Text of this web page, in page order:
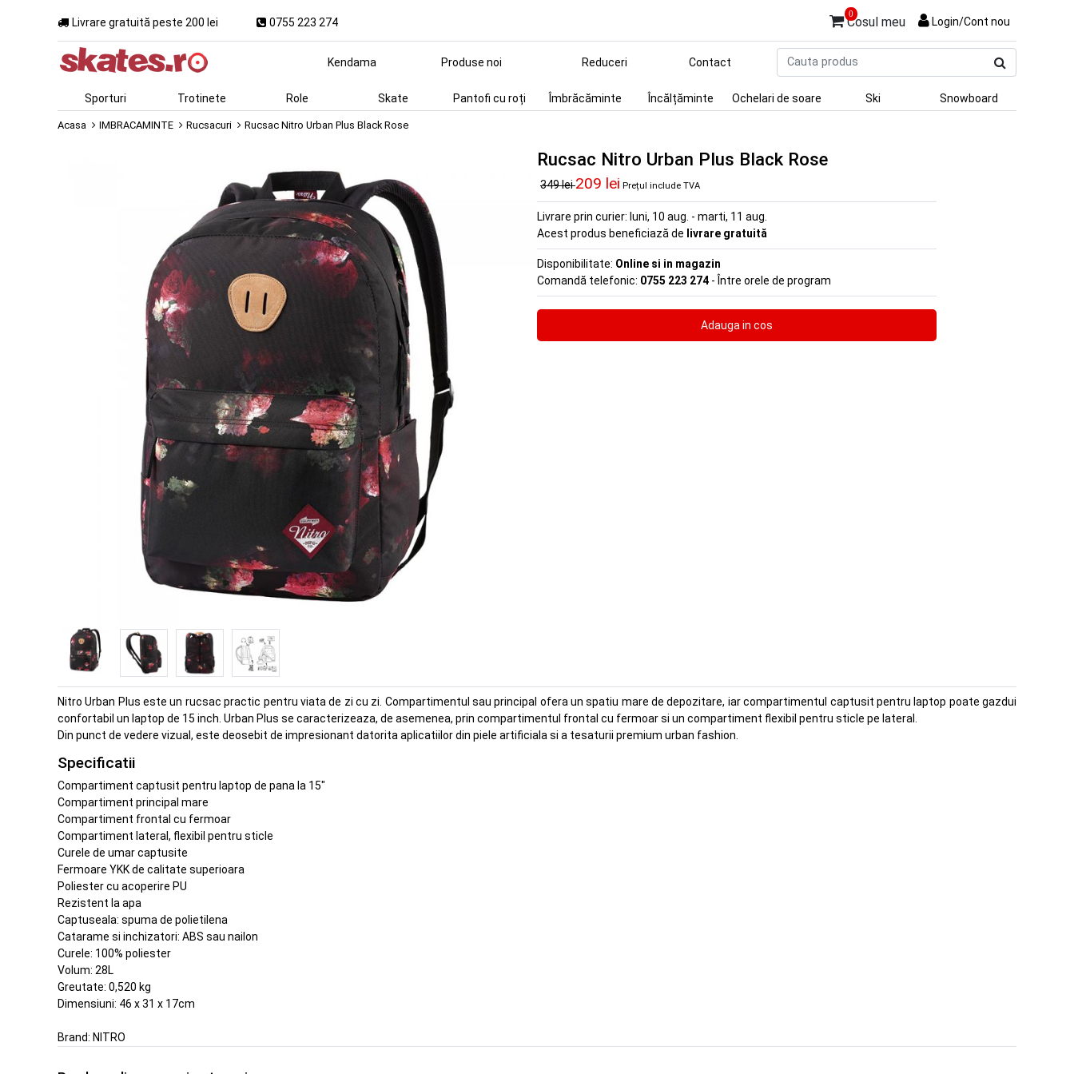
Livrare gratuită peste 200 lei 0755 223 274
0
Cosul meu Login/Cont nou
produs
Kendama Produse noi Reduceri Contact
Sporturi Trotinete Role Skate Pantofi cu roți Îmbrăcăminte Încălțăminte Ochelari de soare Ski Snowboard
Acasa IMBRACAMINTE Rucsacuri Rucsac Nitro Urban Plus Black Rose
Rucsac Nitro Urban Plus Black Rose
349 lei209 lei Prețul include TVA
Livrare prin curier: luni, 10 aug. - marti, 11 aug.
Acest produs beneficiază de livrare gratuită
Disponibilitate: Online si in magazin
Comandă telefonic: 0755 223 274 - Între orele de program
Nitro Urban Plus este un rucsac practic pentru viata de zi cu zi. Compartimentul sau principal ofera un spatiu mare de depozitare, iar compartimentul captusit pentru laptop poate gazdui
confortabil un laptop de 15 inch. Urban Plus se caracterizeaza, de asemenea, prin compartimentul frontal cu fermoar si un compartiment flexibil pentru sticle pe lateral.
Din punct de vedere vizual, este deosebit de impresionant datorita aplicatiilor din piele artificiala si a tesaturii premium urban fashion.
Specificatii
Compartiment captusit pentru laptop de pana la 15"
Compartiment principal mare
Compartiment frontal cu fermoar
Compartiment lateral, flexibil pentru sticle
Curele de umar captusite
Fermoare YKK de calitate superioara
Poliester cu acoperire PU
Rezistent la apa
Captuseala: spuma de polietilena
Catarame si inchizatori: ABS sau nailon
Curele: 100% poliester
Volum: 28L
Greutate: 0,520 kg
Dimensiuni: 46 x 31 x 17cm
Brand: NITRO